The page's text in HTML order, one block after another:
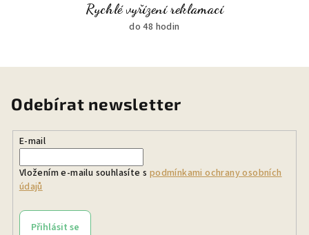
Rychlé vyřízení reklamací
do 48 hodin
Odebírat newsletter
E-mail
Vložením e-mailu souhlasíte s podmínkami ochrany osobních
údajů
Přihlásit se